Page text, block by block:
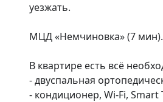
уезжать.
МЦД «Немчиновка» (7 мин).
В квартире есть всё
- двуспальная
- кондиционер, Wi-Fi, Smart